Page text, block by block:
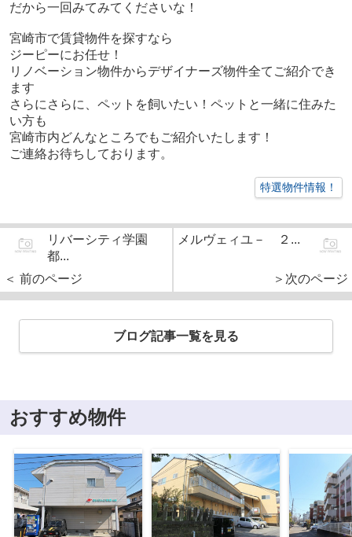
だから一回みてみてくださいな！
宮崎市で賃貸物件を探すなら
ジーピーにお任せ！
リノベーション物件からデザイナーズ物件全てご紹介でき
ます
さらにさらに、ペットを飼いたい！ペットと一緒に住みた
い方も
宮崎市内どんなところでもご紹介いたします！
ご連絡お待ちしております。
特選物件情報！
リバーシティ学園
都...
＜ 前のページ
メルヴェィユ－ ２...
＞次のページ
ブログ記事一覧を見る
おすすめ物件